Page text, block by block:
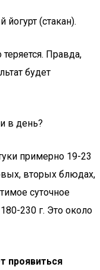
(стакан).
Правда,
будет
в день?
примерно 19-23
вторых блюдах,
суточное
230 г. Это около
проявиться